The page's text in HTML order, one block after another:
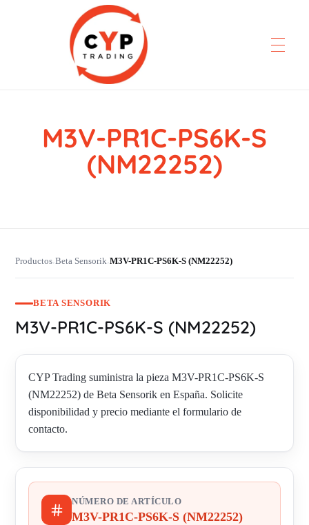
CYP Trading
Professionelle Ersatzteilbeschaffung
M3V-PR1C-PS6K-S
(NM22252)
Productos›Beta Sensorik›M3V-PR1C-PS6K-S (NM22252)
BETA SENSORIK
M3V-PR1C-PS6K-S (NM22252)
CYP Trading suministra la pieza M3V-PR1C-PS6K-S
(NM22252) de Beta Sensorik en España. Solicite
disponibilidad y precio mediante el formulario de
contacto.
NÚMERO DE ARTÍCULO
M3V-PR1C-PS6K-S (NM22252)